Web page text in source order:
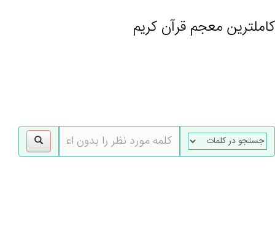
کاملترین معجم قرآن کریم